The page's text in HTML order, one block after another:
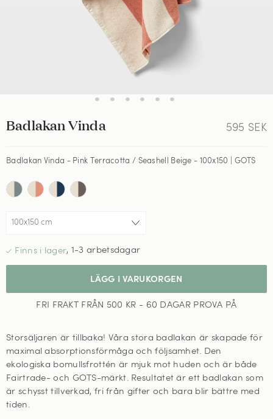
• • • • • •
595 SEK
Badlakan Vinda
Badlakan Vinda - Pink Terracotta / Seashell Beige - 100x150 | GOTS
, 1-3 arbetsdagar
LÄGG I VARUKORGEN
FRI FRAKT FRÅN 500 KR - 60 DAGAR PROVA PÅ
Storsäljaren är tillbaka! Våra stora badlakan är skapade för
maximal absorptionsförmåga och följsamhet. Den
ekologiska bomullsfrottén är mjuk mot huden och är både
Fairtrade- och GOTS-märkt. Resultatet är ett badlakan som
är schysst tillverkad, fri från gifter och bara blir bättre med
tiden.